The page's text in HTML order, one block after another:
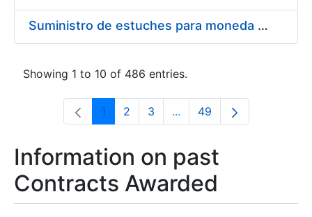
Suministro de estuches para moneda de 30 €
Showing 1 to 10 of 486 entries.
Page
1 Page
2 Page
3 ...Intermediate Pages Use
Page
49
Information on past
Contracts Awarded